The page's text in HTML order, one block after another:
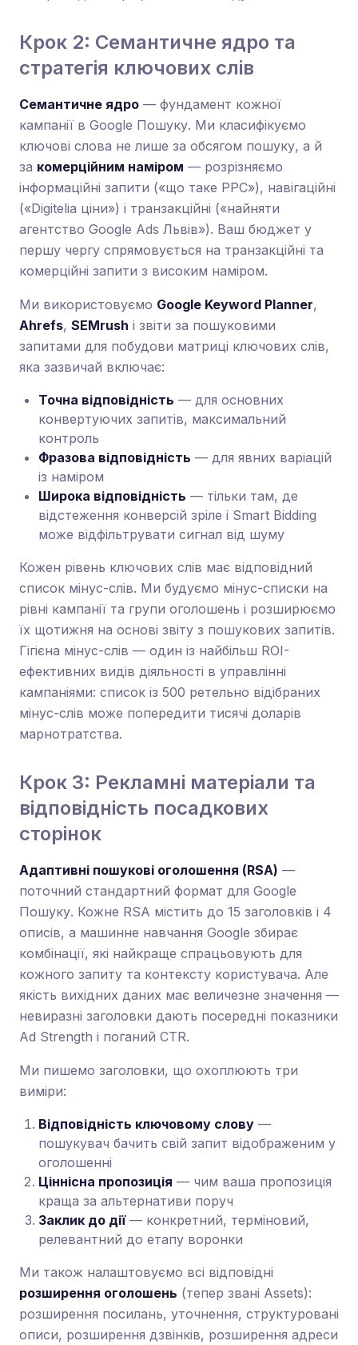
Крок 2: Семантичне ядро та
стратегія ключових слів
Семантичне ядро — фундамент кожної
кампанії в Google Пошуку. Ми класифікуємо
ключові слова не лише за обсягом пошуку, а й
за комерційним наміром — розрізняємо
інформаційні запити («що таке PPC»), навігаційні
(«Digitelia ціни») і транзакційні («найняти
агентство Google Ads Львів»). Ваш бюджет у
першу чергу спрямовується на транзакційні та
комерційні запити з високим наміром.
Ми використовуємо Google Keyword Planner,
Ahrefs, SEMrush і звіти за пошуковими
запитами для побудови матриці ключових слів,
яка зазвичай включає:
Точна відповідність — для основних
конвертуючих запитів, максимальний
контроль
Фразова відповідність — для явних варіацій
із наміром
Широка відповідність — тільки там, де
відстеження конверсій зріле і Smart Bidding
може відфільтрувати сигнал від шуму
Кожен рівень ключових слів має відповідний
список мінус-слів. Ми будуємо мінус-списки на
рівні кампанії та групи оголошень і розширюємо
їх щотижня на основі звіту з пошукових запитів.
Гігієна мінус-слів — один із найбільш ROI-
ефективних видів діяльності в управлінні
кампаніями: список із 500 ретельно відібраних
мінус-слів може попередити тисячі доларів
марнотратства.
Крок 3: Рекламні матеріали та
відповідність посадкових
сторінок
Адаптивні пошукові оголошення (RSA) —
поточний стандартний формат для Google
Пошуку. Кожне RSA містить до 15 заголовків і 4
описів, а машинне навчання Google збирає
комбінації, які найкраще спрацьовують для
кожного запиту та контексту користувача. Але
якість вихідних даних має величезне значення —
невиразні заголовки дають посередні показники
Ad Strength і поганий CTR.
Ми пишемо заголовки, що охоплюють три
виміри:
Відповідність ключовому слову —
пошукувач бачить свій запит відображеним у
оголошенні
Ціннісна пропозиція — чим ваша пропозиція
краща за альтернативи поруч
Заклик до дії— конкретний, терміновий,
релевантний до етапу воронки
Ми також налаштовуємо всі відповідні
розширення оголошень (тепер звані Assets):
розширення посилань, уточнення, структуровані
описи, розширення дзвінків, розширення адреси